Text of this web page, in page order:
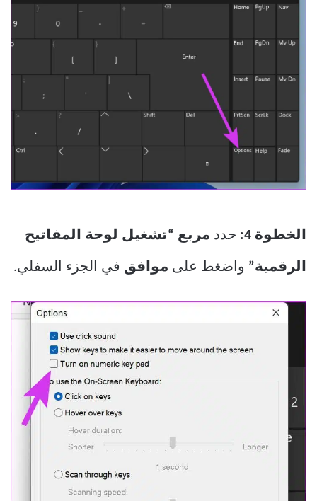
الخطوة 4: حدد مربع “تشغيل لوحة المفاتيح
الرقمية” واضغط على موافق في الجزء السفلي.